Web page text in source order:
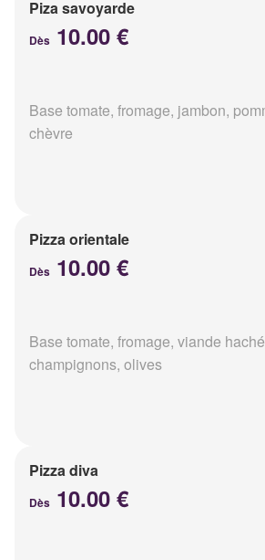
Piza savoyarde
Dès 10.00 €
Base tomate, fromage, jambon,
chèvre
Pizza orientale
Dès 10.00 €
Base tomate, fromage, viande
champignons, olives
Pizza diva
Dès 10.00 €